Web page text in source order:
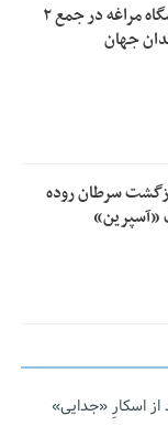
۱۰ محقق دانشگاه مراغه در جمع ۲
جهان
سرطان روده
«آسپرین»
آیینه است/ ۱۴ سال بعد از اسکارِ «جدایی»